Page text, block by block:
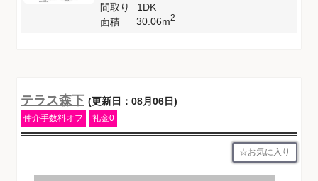
間取り
1DK
面積
30.06m2
テラス森下 (更新日：08月06日)
仲介手数料オフ 礼金0
お気に入り